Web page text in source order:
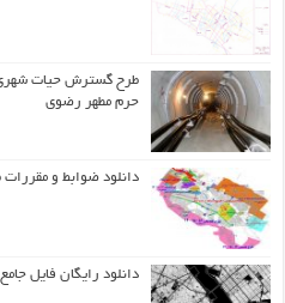
طرح گسترش حیات شهري
حرم مطهر رضوي
دانلود ضوابط و
دانلود رایگان فایل